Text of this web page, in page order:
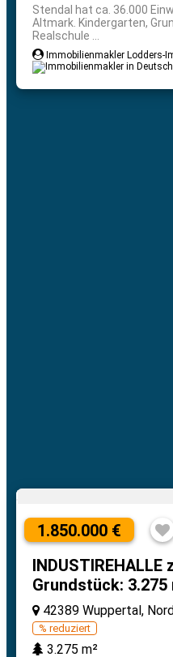
Stendal hat ca. 36.000
Altmark. Kindergarten,
Realschule ...
Immobilienmakler Lodders-
1.850.000 €
Grundstück: 3.275
42389 Wuppertal,
% reduziert
3.275 m²